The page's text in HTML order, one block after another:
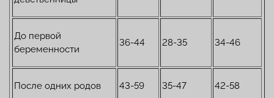
До первой
беременности
36-44 28-35 34-46
После одних родов 43-59 35-47 42-58